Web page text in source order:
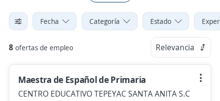
Fecha Categoría Estado
8 ofertas de empleo Relevancia
Maestra de Español de Primaria
CENTRO EDUCATIVO TEPEYAC SANTA ANITA S.C